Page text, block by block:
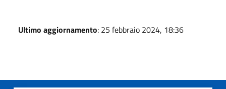
Ultimo aggiornamento: 25 febbraio 2024, 18:36